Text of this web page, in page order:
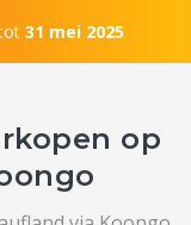
31 mei 2025
op